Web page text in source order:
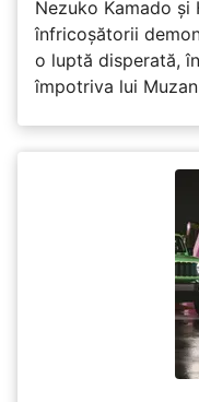
Nezuko Kamado și
înfricoșătorii
o luptă disperată,
împotriva lui